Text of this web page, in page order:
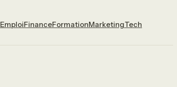
EmploiFinanceFormationMarketingTech